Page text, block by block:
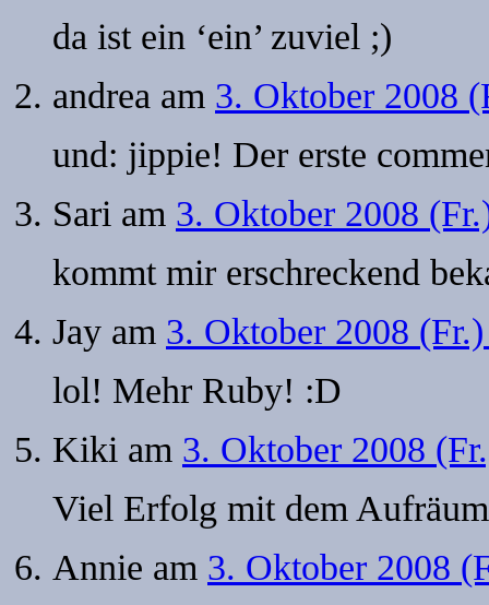
da ist ein ‘ein’ zuviel ;)
andrea am 3. Oktober 2008
und: jippie! Der erste
Sari am 3. Oktober 2008
kommt mir erschreckend
Jay am 3. Oktober 2008
lol! Mehr Ruby! :D
Kiki am 3. Oktober 2008
Viel Erfolg mit dem
Annie am 3. Oktober 2008